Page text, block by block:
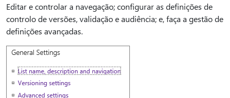
Editar e controlar a navegação; configurar as definições de
controlo de versões, validação e audiência; e, faça a gestão de
definições avançadas.